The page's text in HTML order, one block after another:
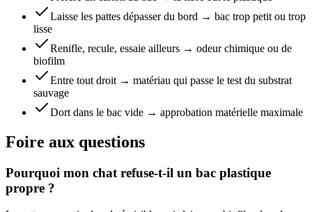
Laisse les pattes dépasser du bord → bac trop petit ou trop
lisse
Renifle, recule, essaie ailleurs → odeur chimique ou de
biofilm
Entre tout droit → matériau qui passe le test du substrat
sauvage
Dort dans le bac vide → approbation matérielle maximale
Foire aux questions
Pourquoi mon chat refuse-t-il un bac plastique
propre ?